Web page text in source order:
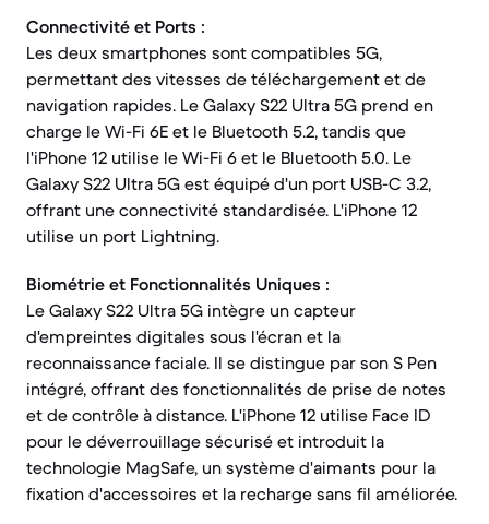
Connectivité et Ports :
Les deux smartphones sont compatibles 5G,
permettant des vitesses de téléchargement et de
navigation rapides. Le Galaxy S22 Ultra 5G prend en
charge le Wi-Fi 6E et le Bluetooth 5.2, tandis que
l'iPhone 12 utilise le Wi-Fi 6 et le Bluetooth 5.0. Le
Galaxy S22 Ultra 5G est équipé d'un port USB-C 3.2,
offrant une connectivité standardisée. L'iPhone 12
utilise un port Lightning.
Biométrie et Fonctionnalités Uniques :
Le Galaxy S22 Ultra 5G intègre un capteur
d'empreintes digitales sous l'écran et la
reconnaissance faciale. Il se distingue par son S Pen
intégré, offrant des fonctionnalités de prise de notes
et de contrôle à distance. L'iPhone 12 utilise Face ID
pour le déverrouillage sécurisé et introduit la
technologie MagSafe, un système d'aimants pour la
fixation d'accessoires et la recharge sans fil améliorée.